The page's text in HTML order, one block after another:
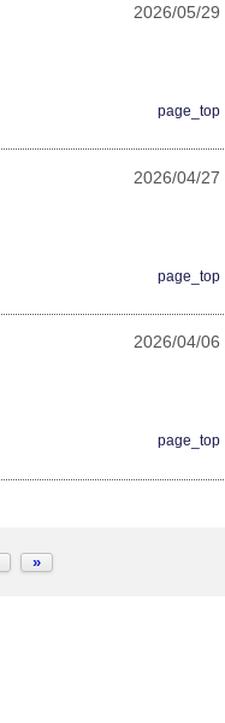
2026/05/29
page_top
2026/04/27
page_top
2026/04/06
page_top
»